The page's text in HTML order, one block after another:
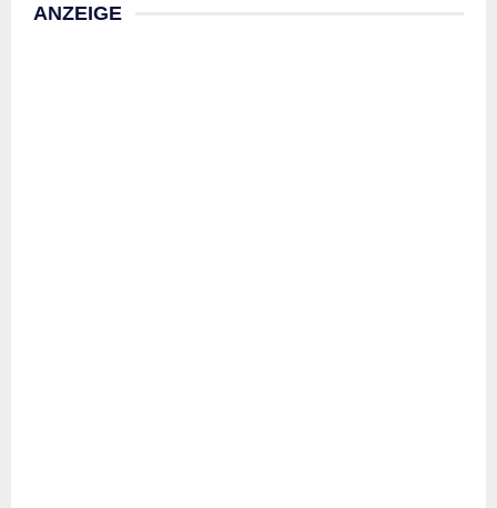
ANZEIGE